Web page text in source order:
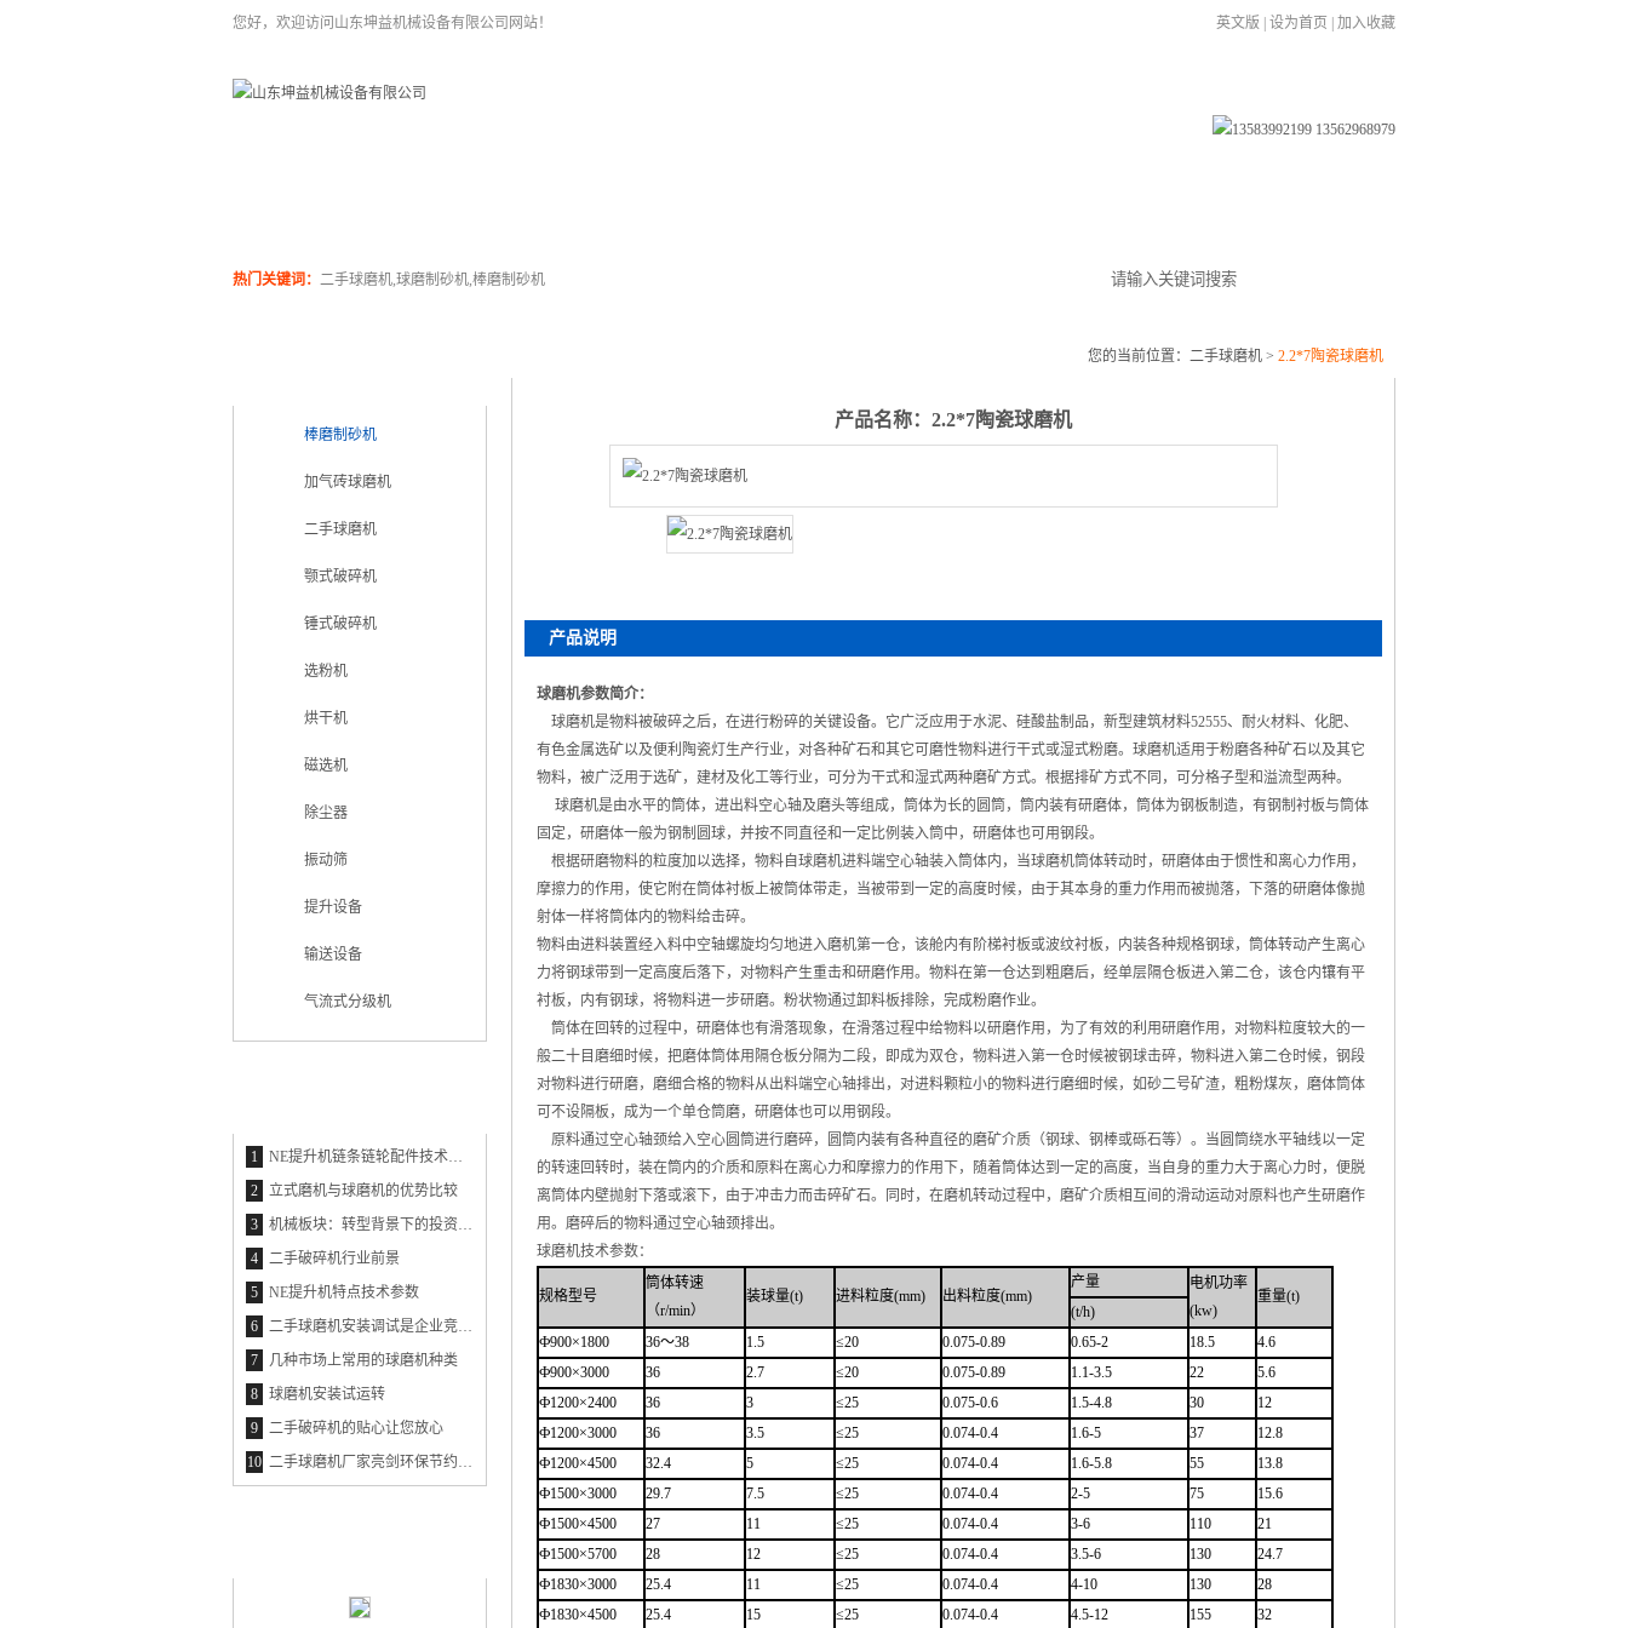
英文版 设为首页 加入收藏
您好，欢迎访问山东坤益机械设备有限公司网站！
热门关键词： 二手球磨机,球磨制砂机,棒磨制砂机
您的当前位置： 二手球磨机 > 2.2*7陶瓷球磨机
产品名称：2.2*7陶瓷球磨机
产品说明
球磨机参数简介：
球磨机是物料被破碎之后，在进行粉碎的关键设备。它广泛应用于水泥、硅酸盐制品，新型建筑材料52555、耐火材料、化肥、
有色金属选矿以及便利陶瓷灯生产行业，对各种矿石和其它可磨性物料进行干式或湿式粉磨。球磨机适用于粉磨各种矿石以及其它
物料，被广泛用于选矿，建材及化工等行业，可分为干式和湿式两种磨矿方式。根据排矿方式不同，可分格子型和溢流型两种。
球磨机是由水平的筒体，进出料空心轴及磨头等组成，筒体为长的圆筒，筒内装有研磨体，筒体为钢板制造，有钢制衬板与筒体
固定，研磨体一般为钢制圆球，并按不同直径和一定比例装入筒中，研磨体也可用钢段。
根据研磨物料的粒度加以选择，物料自球磨机进料端空心轴装入筒体内，当球磨机筒体转动时，研磨体由于惯性和离心力作用，
摩擦力的作用，使它附在筒体衬板上被筒体带走，当被带到一定的高度时候，由于其本身的重力作用而被抛落，下落的研磨体像抛
射体一样将筒体内的物料给击碎。
物料由进料装置经入料中空轴螺旋均匀地进入磨机第一仓，该舱内有阶梯衬板或波纹衬板，内装各种规格钢球，筒体转动产生离心
力将钢球带到一定高度后落下，对物料产生重击和研磨作用。物料在第一仓达到粗磨后，经单层隔仓板进入第二仓，该仓内镶有平
衬板，内有钢球，将物料进一步研磨。粉状物通过卸料板排除，完成粉磨作业。
筒体在回转的过程中，研磨体也有滑落现象，在滑落过程中给物料以研磨作用，为了有效的利用研磨作用，对物料粒度较大的一
般二十目磨细时候，把磨体筒体用隔仓板分隔为二段，即成为双仓，物料进入第一仓时候被钢球击碎，物料进入第二仓时候，钢段
对物料进行研磨，磨细合格的物料从出料端空心轴排出，对进料颗粒小的物料进行磨细时候，如砂二号矿渣，粗粉煤灰，磨体筒体
可不设隔板，成为一个单仓筒磨，研磨体也可以用钢段。
原料通过空心轴颈给入空心圆筒进行磨碎，圆筒内装有各种直径的磨矿介质（钢球、钢棒或砾石等）。当圆筒绕水平轴线以一定
的转速回转时，装在筒内的介质和原料在离心力和摩擦力的作用下，随着筒体达到一定的高度，当自身的重力大于离心力时，便脱
离筒体内壁抛射下落或滚下，由于冲击力而击碎矿石。同时，在磨机转动过程中，磨矿介质相互间的滑动运动对原料也产生研磨作
用。磨碎后的物料通过空心轴颈排出。
球磨机技术参数：
规格型号
筒体转速
（r/min）
装球量(t) 进料粒度(mm) 出料粒度(mm)
产量
电机功率
(kw)
重量(t)
(t/h)
Ф900×1800
36～38 1.5 ≤20 0.075-0.89 0.65-2 18.5
4.6
Ф900×3000
36 2.7 ≤20 0.075-0.89 1.1-3.5 22
5.6
Ф1200×2400
36 3 ≤25 0.075-0.6 1.5-4.8 30
12
Ф1200×3000
36 3.5 ≤25 0.074-0.4 1.6-5 37
12.8
Ф1200×4500
32.4 5 ≤25 0.074-0.4 1.6-5.8 55
13.8
Ф1500×3000
29.7 7.5 ≤25 0.074-0.4 2-5 75
15.6
Ф1500×4500
27 11 ≤25 0.074-0.4 3-6 110
21
Ф1500×5700
28 12 ≤25 0.074-0.4 3.5-6 130
24.7
Ф1830×3000
25.4 11 ≤25 0.074-0.4 4-10 130
28
Ф1830×4500
25.4 15 ≤25 0.074-0.4 4.5-12 155
32
棒磨制砂机
加气砖球磨机
二手球磨机
颚式破碎机
锤式破碎机
选粉机
烘干机
磁选机
除尘器
振动筛
提升设备
输送设备
气流式分级机
1
NE提升机链条链轮配件技术参数
2
立式磨机与球磨机的优势比较
3
机械板块：转型背景下的投资新思维
4
二手破碎机行业前景
5
NE提升机特点技术参数
6
二手球磨机安装调试是企业竞争的利器
7
几种市场上常用的球磨机种类
8
球磨机安装试运转
9
二手破碎机的贴心让您放心
10 二手球磨机厂家亮剑环保节约市场